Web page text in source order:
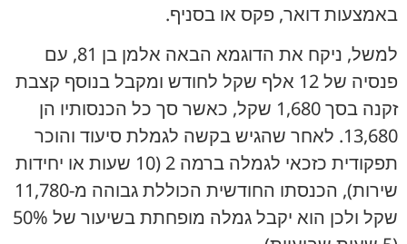
באמצעות דואר, פקס או בסניף.
למשל, ניקח את הדוגמא הבאה אלמן בן 81, עם
פנסיה של 12 אלף שקל לחודש ומקבל בנוסף קצבת
זקנה בסך 1,680 שקל, כאשר סך כל הכנסותיו הן
13,680. לאחר שהגיש בקשה לגמלת סיעוד והוכר
תפקודית כזכאי לגמלה ברמה 2 (10 שעות או יחידות
שירות), הכנסתו החודשית הכוללת גבוהה מ-11,780
שקל ולכן הוא יקבל גמלה מופחתת בשיעור של 50%